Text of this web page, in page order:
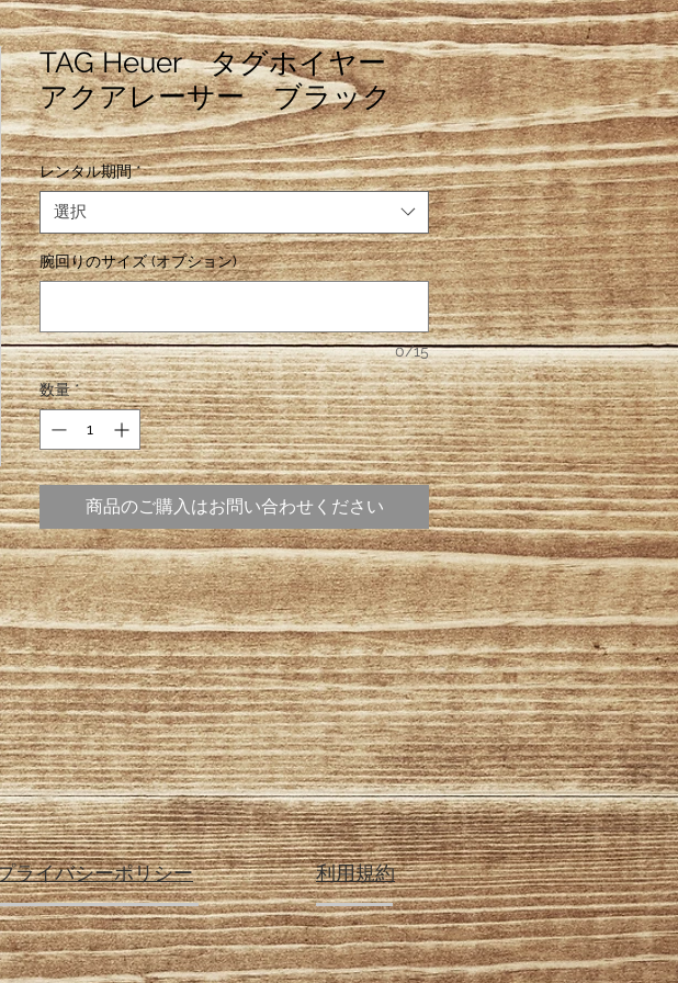
TAG Heuer タグホイヤー
アクアレーサー ブラック
レンタル期間 *
選択
腕回りのサイズ (オプション)
0/15
数量 *
商品のご購入はお問い合わせください
ライバシーポリシー 利用規約